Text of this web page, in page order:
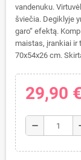
vandenuku.
šviečia. Degiklyje
garo“ efektą.
maistas, įrankiai ir
70x54x26 cm.
29,90 €
remove